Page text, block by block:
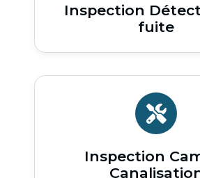
Inspection
fuite
Inspection